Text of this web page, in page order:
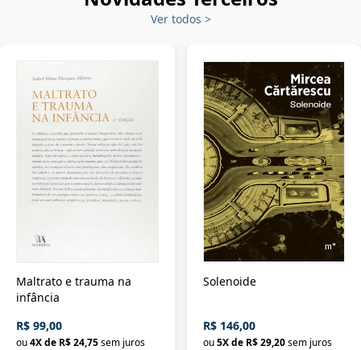
Ver todos >
Maltrato e trauma na
infância
R$ 99,00
ou4X de R$ 24,75sem juros
Solenoide
R$ 146,00
ou 5X de R$ 29,20 sem juros